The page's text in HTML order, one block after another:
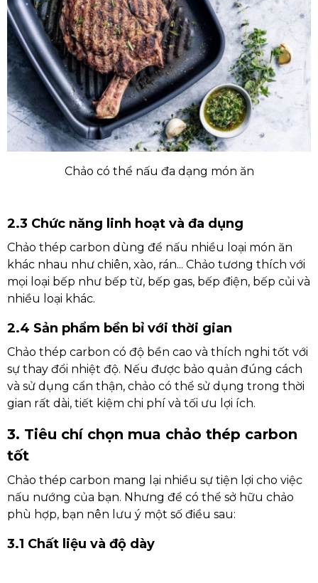
Chảo có thể nấu đa dạng món ăn
2.3 Chức năng linh hoạt và đa dụng
Chảo thép carbon dùng để nấu nhiều loại món ăn
khác nhau như chiên, xào, rán... Chảo tương thích với
mọi loại bếp như bếp từ, bếp gas, bếp điện, bếp củi và
nhiều loại khác.
2.4 Sản phẩm bền bỉ với thời gian
Chảo thép carbon có độ bền cao và thích nghi tốt với
sự thay đổi nhiệt độ. Nếu được bảo quản đúng cách
và sử dụng cẩn thận, chảo có thể sử dụng trong thời
gian rất dài, tiết kiệm chi phí và tối ưu lợi ích.
3. Tiêu chí chọn mua chảo thép carbon
tốt
Chảo thép carbon mang lại nhiều sự tiện lợi cho việc
nấu nướng của bạn. Nhưng để có thể sở hữu chảo
phù hợp, bạn nên lưu ý một số điều sau:
3.1 Chất liệu và độ dày